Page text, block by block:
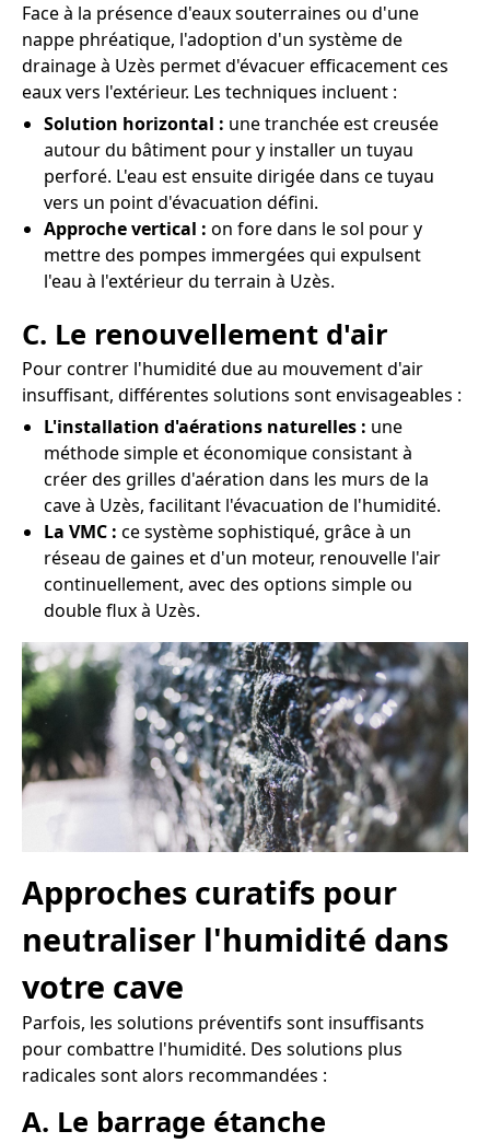
Face à la présence d'eaux souterraines ou d'une
nappe phréatique, l'adoption d'un système de
drainage à Uzès permet d'évacuer efficacement ces
eaux vers l'extérieur. Les techniques incluent :
Solution horizontal : une tranchée est creusée
autour du bâtiment pour y installer un tuyau
perforé. L'eau est ensuite dirigée dans ce tuyau
vers un point d'évacuation défini.
Approche vertical : on fore dans le sol pour y
mettre des pompes immergées qui expulsent
l'eau à l'extérieur du terrain à Uzès.
C. Le renouvellement d'air
Pour contrer l'humidité due au mouvement d'air
insuffisant, différentes solutions sont envisageables :
L'installation d'aérations naturelles : une
méthode simple et économique consistant à
créer des grilles d'aération dans les murs de la
cave à Uzès, facilitant l'évacuation de l'humidité.
La VMC : ce système sophistiqué, grâce à un
réseau de gaines et d'un moteur, renouvelle l'air
continuellement, avec des options simple ou
double flux à Uzès.
Approches curatifs pour
neutraliser l'humidité dans
votre cave
Parfois, les solutions préventifs sont insuffisants
pour combattre l'humidité. Des solutions plus
radicales sont alors recommandées :
A. Le barrage étanche